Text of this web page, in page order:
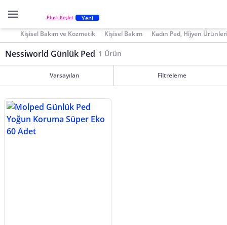
Plus'ı Keşfet Yeni
Kişisel Bakım ve Kozmetik Kişisel Bakım Kadın Ped, Hijyen
Nessiworld Günlük Ped 1 Ürün
Varsayılan Filtreleme